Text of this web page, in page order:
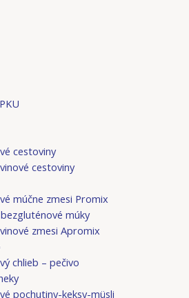
cestoviny
cestoviny
múčne zmesi Promix
múky
zmesi Apromix
chlieb – pečivo
pochutiny-keksy-müsli